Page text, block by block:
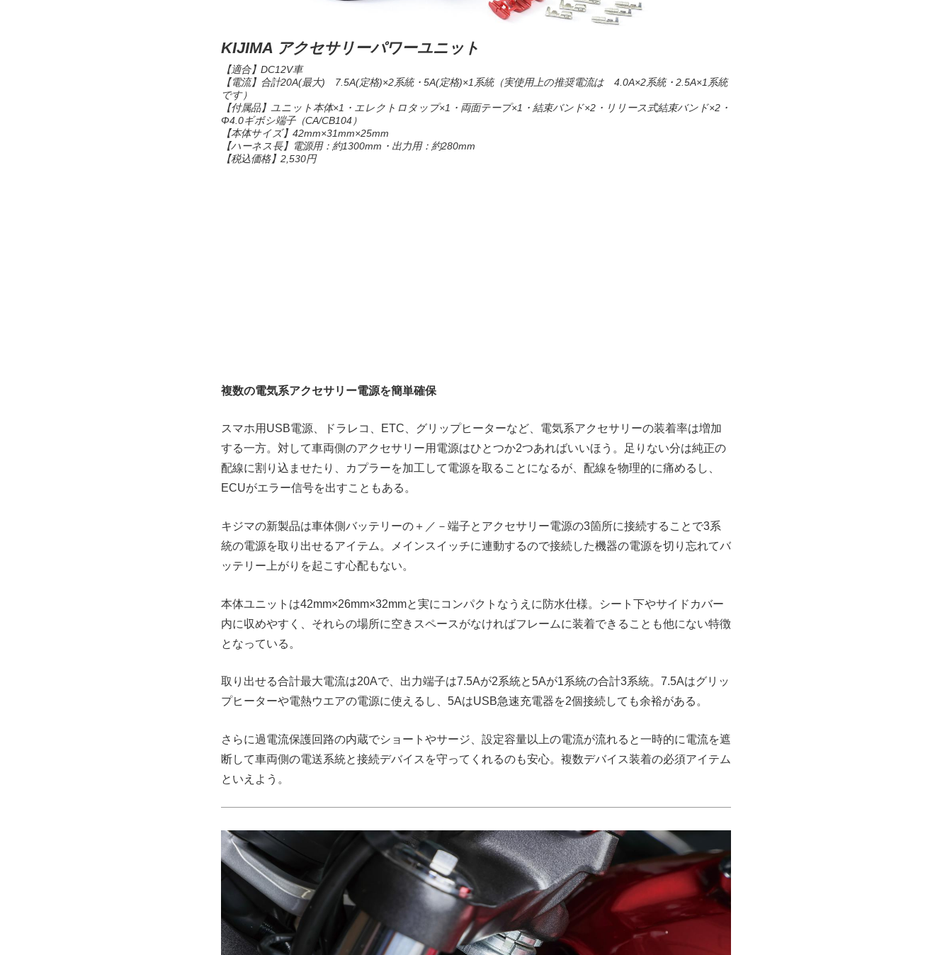
KIJIMA アクセサリーパワーユニット
【適合】DC12V車
【電流】合計20A(最大) 7.5A(定格)×2系統・5A(定格)×1系統（実使用上の推奨電流は 4.0A×2系統・2.5A×1系統
です）
【付属品】ユニット本体×1・エレクトロタップ×1・両面テープ×1・結束バンド×2・リリース式結束バンド×2・
Φ4.0ギボシ端子（CA/CB104）
【本体サイズ】42mm×31mm×25mm
【ハーネス長】電源用：約1300mm・出力用：約280mm
【税込価格】2,530円
複数の電気系アクセサリー電源を簡単確保
スマホ用USB電源、ドラレコ、ETC、グリップヒーターなど、電気系アクセサリーの装着率は増加
する一方。対して車両側のアクセサリー用電源はひとつか2つあればいいほう。足りない分は純正の
配線に割り込ませたり、カプラーを加工して電源を取ることになるが、配線を物理的に痛めるし、
ECUがエラー信号を出すこともある。
キジマの新製品は車体側バッテリーの＋／－端子とアクセサリー電源の3箇所に接続することで3系
統の電源を取り出せるアイテム。メインスイッチに連動するので接続した機器の電源を切り忘れてバ
ッテリー上がりを起こす心配もない。
本体ユニットは42mm×26mm×32mmと実にコンパクトなうえに防水仕様。シート下やサイドカバー
内に収めやすく、それらの場所に空きスペースがなければフレームに装着できることも他にない特徴
となっている。
取り出せる合計最大電流は20Aで、出力端子は7.5Aが2系統と5Aが1系統の合計3系統。7.5Aはグリッ
プヒーターや電熱ウエアの電源に使えるし、5AはUSB急速充電器を2個接続しても余裕がある。
さらに過電流保護回路の内蔵でショートやサージ、設定容量以上の電流が流れると一時的に電流を遮
断して車両側の電送系統と接続デバイスを守ってくれるのも安心。複数デバイス装着の必須アイテム
といえよう。